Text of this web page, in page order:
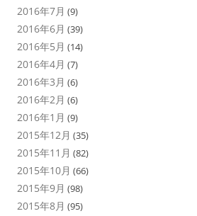
2016年7月 (9)
2016年6月 (39)
2016年5月 (14)
2016年4月 (7)
2016年3月 (6)
2016年2月 (6)
2016年1月 (9)
2015年12月 (35)
2015年11月 (82)
2015年10月 (66)
2015年9月 (98)
2015年8月 (95)